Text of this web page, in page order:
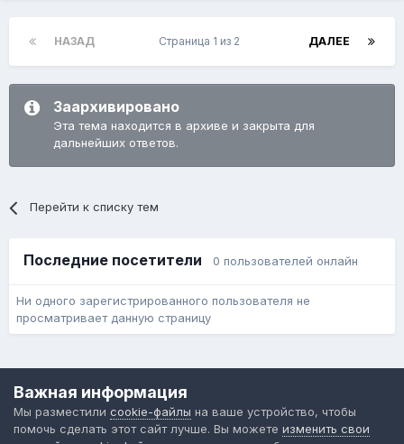
НАЗАД ДАЛЕЕ
Страница 1 из 2
Заархивировано
Эта тема находится в архиве и закрыта для
дальнейших ответов.
Перейти к списку тем
Последние посетители 0 пользователей онлайн
Ни одного зарегистрированного пользователя не
просматривает данную страницу
Форум общественного транспорта
Powered by Invision Community
Важная информация
Мы разместили cookie-файлы на ваше устройство, чтобы
помочь сделать этот сайт лучше. Вы можете изменить свои